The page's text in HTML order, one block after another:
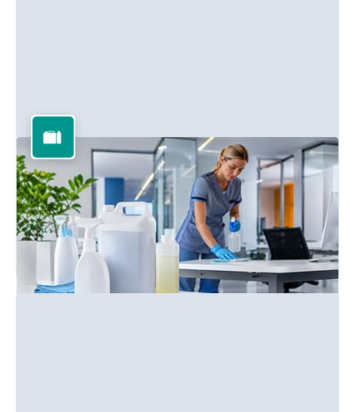
Reinigungsmittel
Professionelle Reinigungs- und Desinfektionsmittel für alle
Oberflächen und Bereiche.
Mehr erfahren